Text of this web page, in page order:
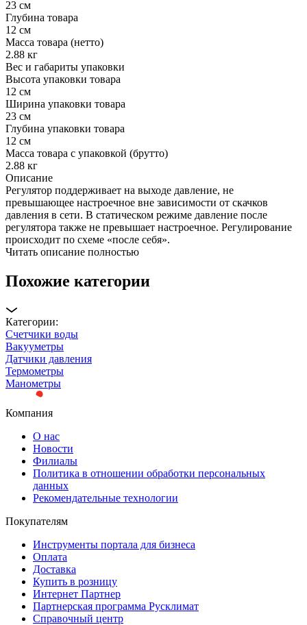
23 см
Глубина товара
12 см
Масса товара (нетто)
2.88 кг
Вес и габариты упаковки
Высота упаковки товара
12 см
Ширина упаковки товара
23 см
Глубина упаковки товара
12 см
Масса товара с упаковкой (брутто)
2.88 кг
Описание
Регулятор поддерживает на выходе давление, не
превышающее настроечное вне зависимости от скачков
давления в сети. В статическом режиме давление после
регулятора также не превышает настроечное. Регулирование
происходит по схеме «после себя».
Читать описание полностью
Похожие категории
Категории:
Счетчики воды
Вакууметры
Датчики давления
Термометры
Манометры
Компания
О нас
Новости
Филиалы
Политика в отношении обработки персональных
данных
Рекомендательные технологии
Покупателям
Инструменты портала для бизнеса
Оплата
Доставка
Купить в розницу
Интернет Партнер
Партнерская программа Русклимат
Справочный центр